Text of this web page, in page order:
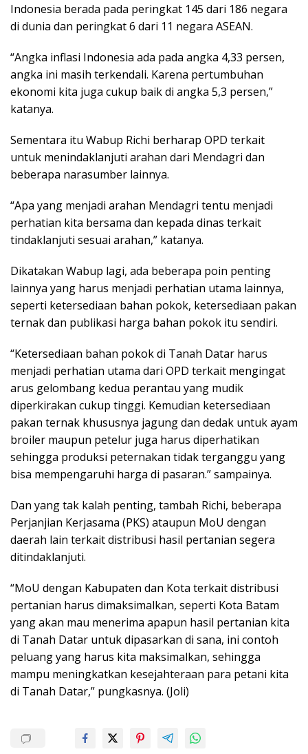
Indonesia berada pada peringkat 145 dari 186 negara
di dunia dan peringkat 6 dari 11 negara ASEAN.
“Angka inflasi Indonesia ada pada angka 4,33 persen,
angka ini masih terkendali. Karena pertumbuhan
ekonomi kita juga cukup baik di angka 5,3 persen,”
katanya.
Sementara itu Wabup Richi berharap OPD terkait
untuk menindaklanjuti arahan dari Mendagri dan
beberapa narasumber lainnya.
“Apa yang menjadi arahan Mendagri tentu menjadi
perhatian kita bersama dan kepada dinas terkait
tindaklanjuti sesuai arahan,” katanya.
Dikatakan Wabup lagi, ada beberapa poin penting
lainnya yang harus menjadi perhatian utama lainnya,
seperti ketersediaan bahan pokok, ketersediaan pakan
ternak dan publikasi harga bahan pokok itu sendiri.
“Ketersediaan bahan pokok di Tanah Datar harus
menjadi perhatian utama dari OPD terkait mengingat
arus gelombang kedua perantau yang mudik
diperkirakan cukup tinggi. Kemudian ketersediaan
pakan ternak khususnya jagung dan dedak untuk ayam
broiler maupun petelur juga harus diperhatikan
sehingga produksi peternakan tidak terganggu yang
bisa mempengaruhi harga di pasaran.” sampainya.
Dan yang tak kalah penting, tambah Richi, beberapa
Perjanjian Kerjasama (PKS) ataupun MoU dengan
daerah lain terkait distribusi hasil pertanian segera
ditindaklanjuti.
“MoU dengan Kabupaten dan Kota terkait distribusi
pertanian harus dimaksimalkan, seperti Kota Batam
yang akan mau menerima apapun hasil pertanian kita
di Tanah Datar untuk dipasarkan di sana, ini contoh
peluang yang harus kita maksimalkan, sehingga
mampu meningkatkan kesejahteraan para petani kita
di Tanah Datar,” pungkasnya. (Joli)